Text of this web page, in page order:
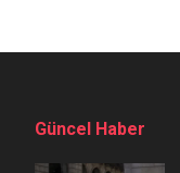
Güncel Haber